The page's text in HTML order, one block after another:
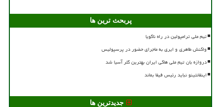
پربحث ترین ها
تیم ملی ترامپولین در راه ناگویا
واکنش طاهری و ایری به ماجرای حضور در پرسپولیس
دروازه بان تیم ملی هاکی ایران بهترین گلر آسیا شد
اینفانتینو نباید رئیس فیفا بماند
جدیدترین ها